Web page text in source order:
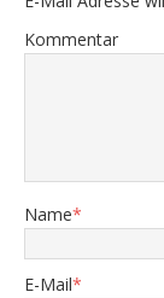
Kommentar
Name*
E-Mail*